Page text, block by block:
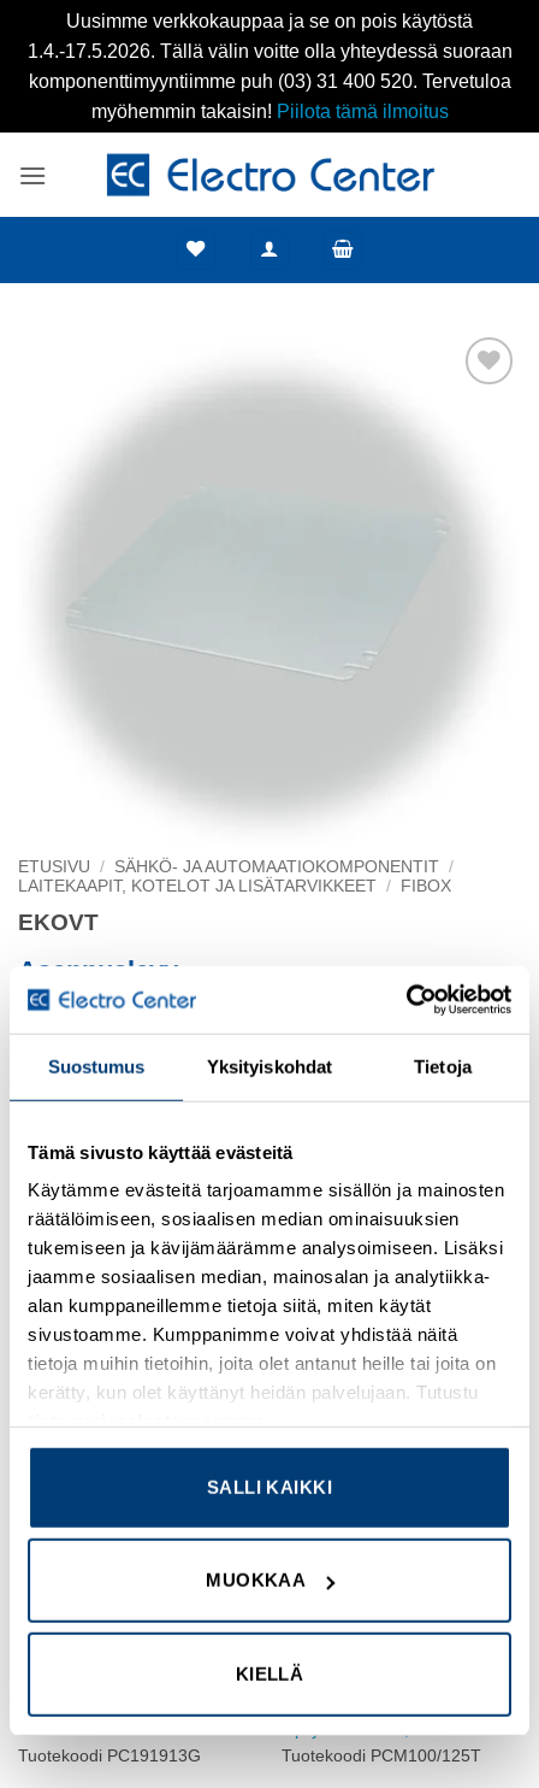
Suostumus Yksityiskohdat Tietoja
Tämä sivusto käyttää evästeitä
Käytämme evästeitä tarjoamamme sisällön ja mainosten
räätälöimiseen, sosiaalisen median ominaisuuksien
tukemiseen ja kävijämäärämme analysoimiseen. Lisäksi
jaamme sosiaalisen median, mainosalan ja analytiikka-
alan kumppaneillemme tietoja siitä, miten käytät
sivustoamme. Kumppanimme voivat yhdistää näitä
tietoja muihin tietoihin, joita olet antanut heille tai joita on
kerätty, kun olet käyttänyt heidän palvelujaan. Tutustu
SALLI KAIKKI
MUOKKAA
KIELLÄ
Uusimme verkkokauppaa ja se on pois käytöstä
1.4.-17.5.2026. Tällä välin voitte olla yhteydessä suoraan
komponenttimyyntiimme puh (03) 31 400 520. Tervetuloa
myöhemmin takaisin! Piilota tämä ilmoitus
ETUSIVU / SÄHKÖ- JA AUTOMAATIOKOMPONENTIT /
LAITEKAAPIT, KOTELOT JA LISÄTARVIKKEET / FIBOX
EKOVT
Asennuslevy
Kirjaudu sisään nähdäksesi hinnat ja käyttääksesi
verkkokauppaa
Osasto: Fibox
TUTUSTU MYÖS
Add to
SOLID Kotelo, PC, Harmaa
Tuotekoodi PC191913G
Tuotekoodi PCM100/125T